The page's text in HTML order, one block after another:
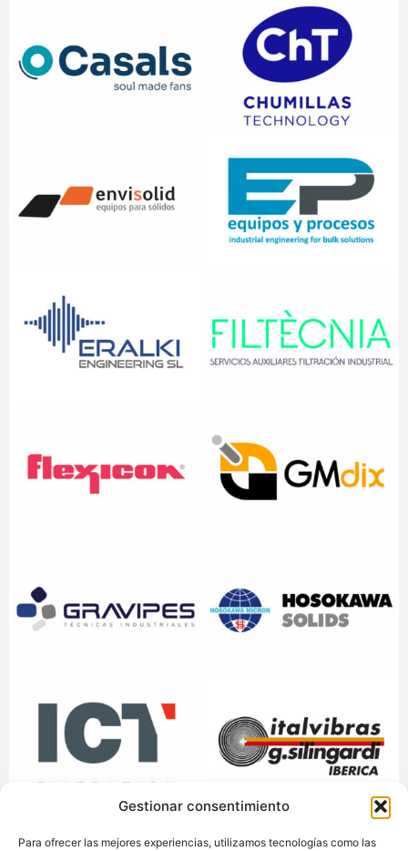
Gestionar consentimiento
Para ofrecer las mejores experiencias, utilizamos tecnologías como las